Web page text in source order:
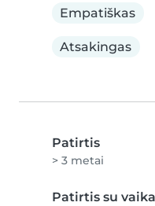
Empatiškas
Atsakingas
Patirtis
> 3 metai
Patirtis su